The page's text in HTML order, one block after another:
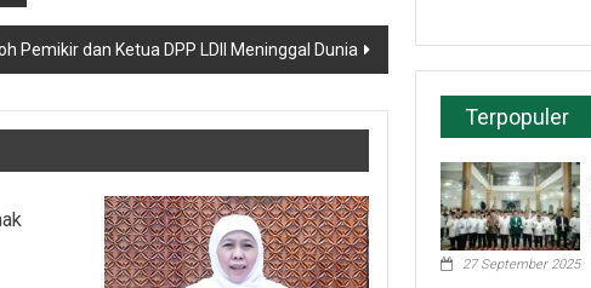
Pemikir dan Ketua DPP LDII Meninggal Dunia
Terpopuler
27 September 2025